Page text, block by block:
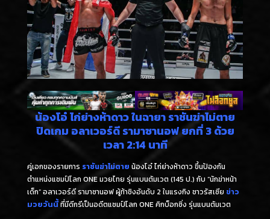
น้องโอ๋ ไก่ย่างห้าดาว ในฉายา ราชันฆ่าไม่ตาย
ปิดเกม อลาเวอร์ดี รามาซานอฟ ยกที่ 3 ด้วย
เวลา 2:14 นาที
คู่เอกของรายการ ราชันฆ่าไม่ตาย ​ น้องโอ๋ ไก่ย่างห้าดาว ขึ้นป้องกัน
ตำแหน่งแชมป์โลก ONE มวยไทย รุ่นแบนตัมเวต (145 ป.) กับ “นักฆ่าหน้า
เด็ก” อลาเวอร์ดี รามาซานอฟ ผู้ท้าชิงอันดับ 2 ในแรงกิง ชาวรัสเซีย ข่าว
มวยวันนี้ที่มีดีกรีเป็นอดีตแชมป์โลก ONE คิกบ็อกซิ่ง รุ่นแบนตัมเวต